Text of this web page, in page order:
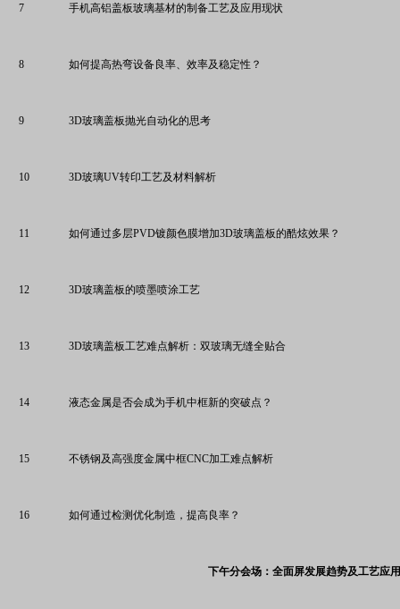
7 手机高铝盖板玻璃基材的制备工艺及应用现状
8 如何提高热弯设备良率、效率及稳定性？
9 3D玻璃盖板抛光自动化的思考
10 3D玻璃UV转印工艺及材料解析
1 1 如何通过多层PVD镀颜色膜增加3D玻璃盖板的酷炫效果？
12 3D玻璃盖板的喷墨喷涂工艺
13 3D玻璃盖板工艺难点解析：双玻璃无缝全贴合
14 液态金属是否会成为手机中框新的突破点？
15 不锈钢及高强度金属中框CNC加工难点解析
16 如何通过检测优化制造，提高良率？
下午分会场：全面屏发展趋势及工艺应